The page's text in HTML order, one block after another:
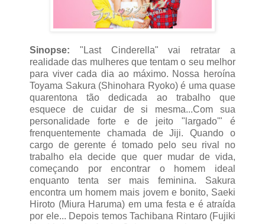
Sinopse: "Last Cinderella" vai retratar a
realidade das mulheres que tentam o seu melhor
para viver cada dia ao máximo. Nossa heroína
Toyama Sakura (Shinohara Ryoko) é uma quase
quarentona tão dedicada ao trabalho que
esquece de cuidar de si mesma...Com sua
personalidade forte e de jeito "largado'" é
frenquentemente chamada de Jiji. Quando o
cargo de gerente é tomado pelo seu rival no
trabalho ela decide que quer mudar de vida,
começando por encontrar o homem ideal
enquanto tenta ser mais feminina. Sakura
encontra um homem mais jovem e bonito, Saeki
Hiroto (Miura Haruma) em uma festa e é atraída
por ele... Depois temos Tachibana Rintaro (Fujiki